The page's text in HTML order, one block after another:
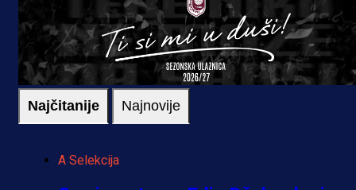
Najčitanije Najnovije
A Selekcija